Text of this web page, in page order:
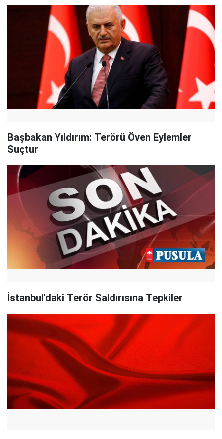
Başbakan Yıldırım: Terörü Öven Eylemler
Suçtur
İstanbul'daki Terör Saldırısına Tepkiler